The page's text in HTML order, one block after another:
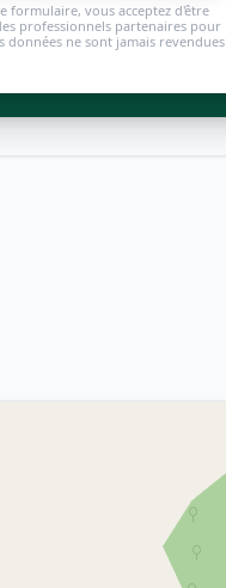
formulaire, vous acceptez d'être
professionnels partenaires pour
données ne sont jamais revendues